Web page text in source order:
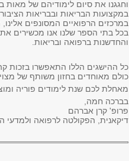
וחגגנו את סיום לימודיהם של מאות
במקצועות הבריאות ובבריאות
במרכזים הרפואיים המסונפים
בכל בתי הספר שלנו אנו מכשירים
והחדשנות ברפואה ובריאות.
כל ההישגים הללו התאפשרו בזכות
כולם מאוחדים בחזון משותף של
מאחלת לכם שנת לימודים פוריה
בברכה חמה,
פרופ' קרן אברהם
דיקאנית, הפקולטה לרפואה ולמדעי